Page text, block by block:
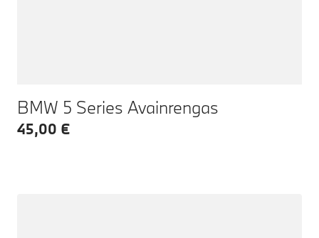
BMW 5 Series Avainrengas
45,00 €